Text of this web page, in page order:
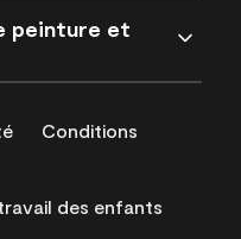
peinture et
Conditions
des enfants